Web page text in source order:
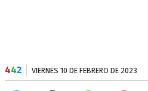
442 VIERNES 10 DE FEBRERO DE 2023